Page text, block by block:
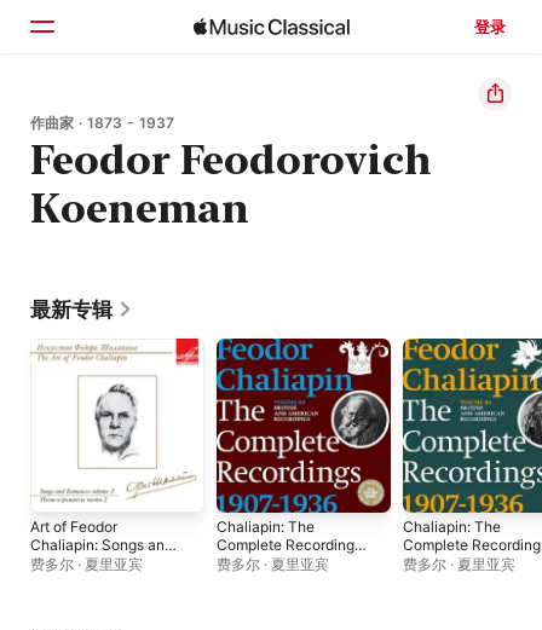
登录
主页
浏览
搜索
作曲家 · 1873 - 1937
Feodor Feodorovich
Koeneman
最新专辑
Art of Feodor
Chaliapin: Songs and
Romances, Vol. 2
费多尔 · 夏里亚宾
Chaliapin: The
Complete Recordings
1907-1936 Volume 9.
费多尔 · 夏里亚宾
Chaliapin: The
Complete
Volume 6
费多尔 · 夏里亚宾